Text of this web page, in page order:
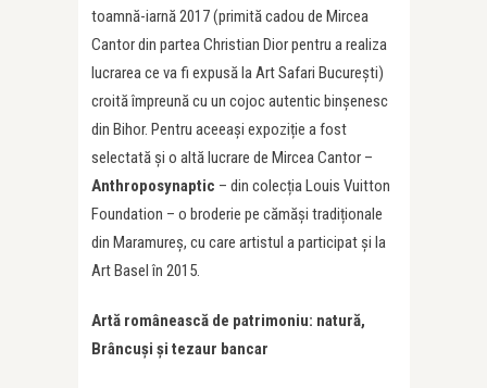
toamnă-iarnă 2017 (primită cadou de Mircea
Cantor din partea Christian Dior pentru a realiza
lucrarea ce va fi expusă la Art Safari București)
croită împreună cu un cojoc autentic binșenesc
din Bihor. Pentru aceeași expoziție a fost
selectată și o altă lucrare de Mircea Cantor –
Anthroposynaptic – din colecția Louis Vuitton
Foundation – o broderie pe cămăși tradiționale
din Maramureș, cu care artistul a participat și la
Art Basel în 2015.
Artă românească de patrimoniu: natură,
Brâncuși și tezaur bancar